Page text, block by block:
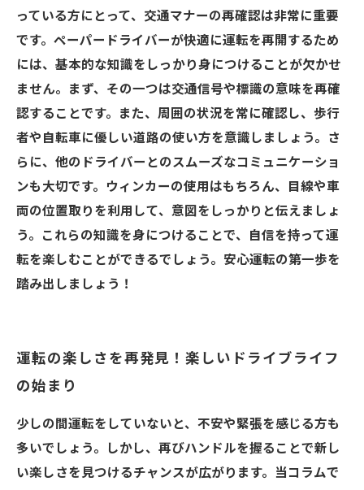
っている方にとって、交通マナーの再確認は非常に重要
です。ペーパードライバーが快適に運転を再開するため
には、基本的な知識をしっかり身につけることが欠かせ
ません。まず、その一つは交通信号や標識の意味を再確
認することです。また、周囲の状況を常に確認し、歩行
者や自転車に優しい道路の使い方を意識しましょう。さ
らに、他のドライバーとのスムーズなコミュニケーショ
ンも大切です。ウィンカーの使用はもちろん、目線や車
両の位置取りを利用して、意図をしっかりと伝えましょ
う。これらの知識を身につけることで、自信を持って運
転を楽しむことができるでしょう。安心運転の第一歩を
踏み出しましょう！
運転の楽しさを再発見！楽しいドライブライフ
の始まり
少しの間運転をしていないと、不安や緊張を感じる方も
多いでしょう。しかし、再びハンドルを握ることで新し
い楽しさを見つけるチャンスが広がります。当コラムで